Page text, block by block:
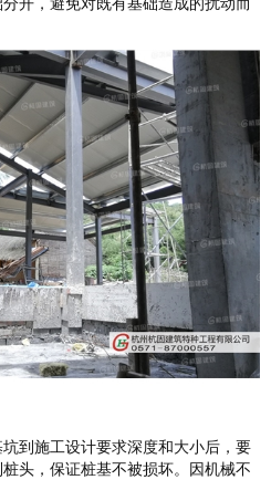
坑到施工设计要求深度和大小后，要
头，保证桩基不被损坏。因机械不